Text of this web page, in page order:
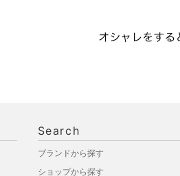
Search
ブランドから探す
ショップから探す